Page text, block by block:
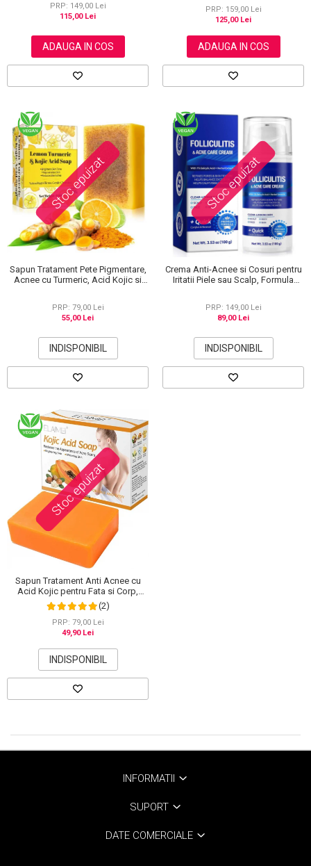
PRP: 149,00 Lei
115,00 Lei
ADAUGA IN COS
PRP: 159,00 Lei
125,00 Lei
ADAUGA IN COS
Stoc epuizat
Sapun Tratament Pete Pigmentare,
Acnee cu Turmeric, Acid Kojic si
PRP: 79,00 Lei
55,00 Lei
INDISPONIBIL
Stoc epuizat
Crema Anti-Acnee si Cosuri pentru
Iritatii Piele sau Scalp, Formula
PRP: 149,00 Lei
89,00 Lei
INDISPONIBIL
Stoc epuizat
Sapun Tratament Anti Acnee cu
Acid Kojic pentru Fata si Corp,
Efect de Albire si Depigmentare a
pielii, Elaimei, 100 g
(2)
PRP: 79,00 Lei
49,90 Lei
INDISPONIBIL
INFORMATII
SUPORT
DATE COMERCIALE